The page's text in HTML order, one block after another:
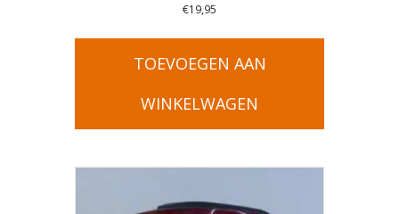
€19,95
TOEVOEGEN AAN
WINKELWAGEN